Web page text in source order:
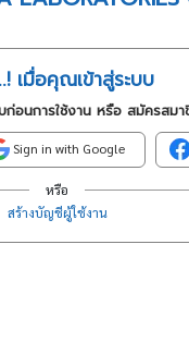
เมื่อคุณเข้าสู่ระบบ
ก่อนการใช้งาน หรือ สมัครสมา
Sign in with Google
หรือ
สร้างบัญชีผู้ใช้งาน